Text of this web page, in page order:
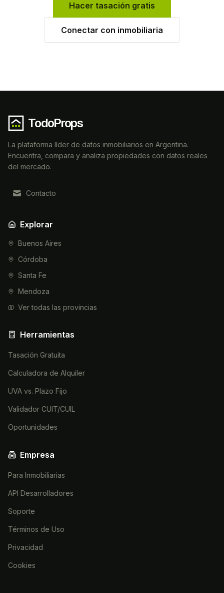
Hacer tasación gratis
Conectar con inmobiliaria
TodoProps
La plataforma líder de datos inmobiliarios en Argentina.
Encuentra, compara y analiza propiedades con datos reales
del mercado.
Contacto
Explorar
Buenos Aires
Córdoba
Santa Fe
Mendoza
Ver todas las provincias
Herramientas
Tasación Gratuita
Calculadora de Alquiler
UVA vs. Plazo Fijo
Validador CUIT/CUIL
Oportunidades
Empresa
Para Inmobiliarias
API Desarrolladores
Soporte
Términos de Uso
Privacidad
Cookies